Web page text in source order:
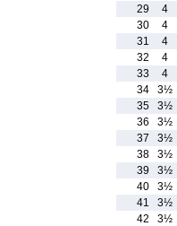
29
4
30
4
31
4
32
4
33
4
34
3½
35
3½
36
3½
37
3½
38
3½
39
3½
40
3½
41
3½
42
3½